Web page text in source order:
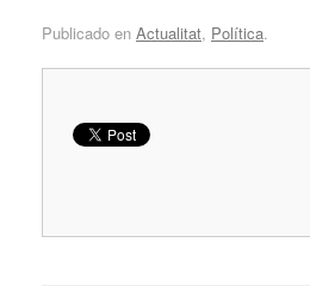
Publicado en Actualitat, Política.